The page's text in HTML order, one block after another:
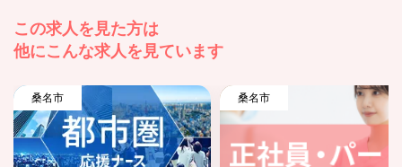
この求人を見た方は
他にこんな求人を見ています
桑名市 桑名市